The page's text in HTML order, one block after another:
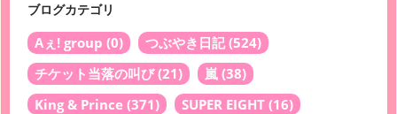
ブログカテゴリ
Aぇ! group (0) つぶやき日記(524)
チケット当落の叫び(21) 嵐 (38)
King & Prince (371) SUPER EIGHT (16)